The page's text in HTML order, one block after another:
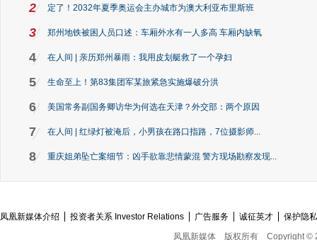
2 定了！2032年夏季奥运会主办城市为澳大利亚布里斯班
3 郑州地铁被困人员口述：车厢外水有一人多高 车厢内缺氧
4 在人间 | 亲历郑州暴雨：我用皮划艇救了一个孕妇
5 生命至上！第83集团军某旅紧急实施爆破分洪
6 美国常务副国务卿访华为何选在天津？外交部：两个原因
7 在人间 | 红绿灯被淹后，小男孩在路口指路，7位摄影师...
8 重庆姐弟坠亡案细节：凶手欲靠悲情蒙混 警方现场勘察发现...
凤凰新媒体介绍 投资者关系 Investor Relations 广告服务 诚征英才
保护隐
凤凰新媒体
版权所有 Copyright ©